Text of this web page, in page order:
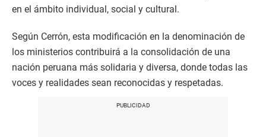
en el ámbito individual, social y cultural.
Según Cerrón, esta modificación en la denominación de
los ministerios contribuirá a la consolidación de una
nación peruana más solidaria y diversa, donde todas las
voces y realidades sean reconocidas y respetadas.